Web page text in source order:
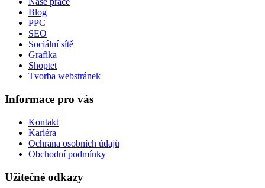
Blog
PPC
SEO
Sociální sítě
Grafika
Shoptet
Tvorba webstránek
Informace pro vás
Kontakt
Kariéra
Ochrana osobních údajů
Obchodní podmínky
Užitečné odkazy